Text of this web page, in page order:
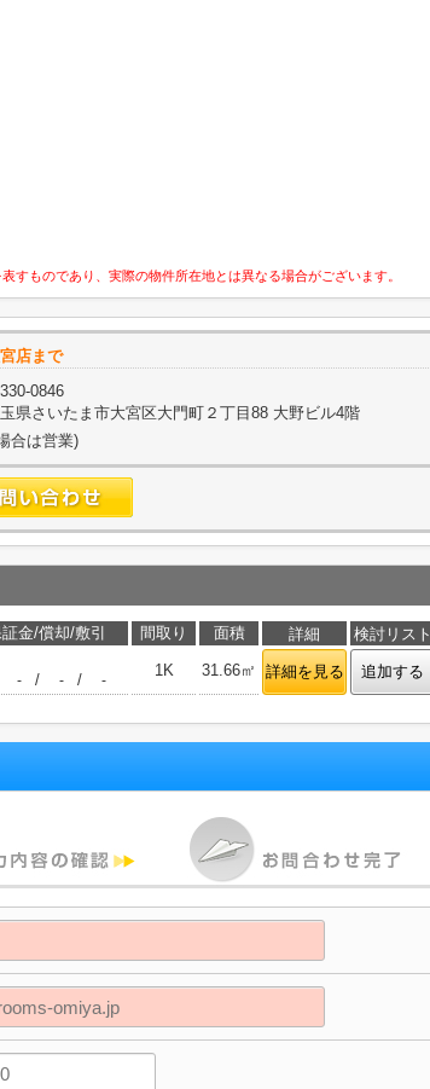
ものであり、実際の物件所在地とは異なる場合がございます。
店まで
0846
県さいたま市大宮区大門町２丁目88 大野ビル4階
合は営業)
金/償却/敷引 間取り 面積 詳細
検討リスト
- / - / -
1K 31.66㎡ 詳細を見る 追加する